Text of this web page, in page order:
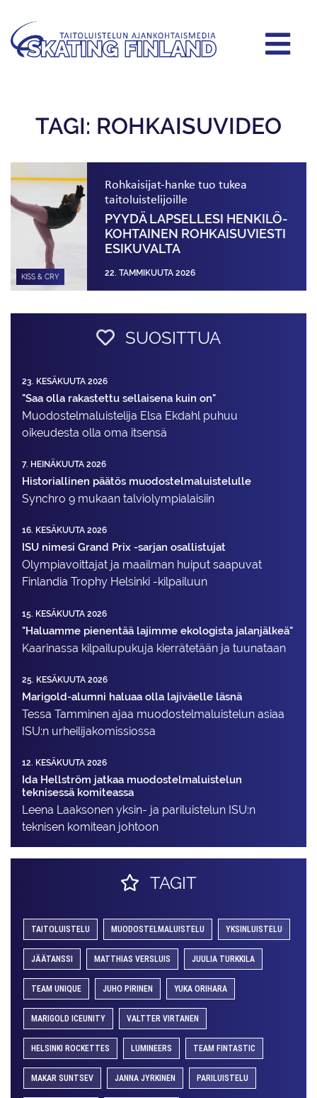
TAGI: ROHKAISUVIDEO
KISS & CRY
Rohkaisijat-hanke tuo tukea
taitoluistelijoille
PYYDÄ LAPSELLESI HENKILÖ­
KOHTAINEN ROHKAISUVIESTI
ESIKUVALTA
22. TAMMIKUUTA 2026
SUOSITTUA
23. KESÄKUUTA 2026
"Saa olla rakastettu sellaisena kuin on"
Muodostelma­luistelija Elsa Ekdahl puhuu
oikeudesta olla oma itsensä
7. HEINÄKUUTA 2026
Historiallinen päätös muodostelmaluistelulle
Synchro 9 mukaan talviolympialaisiin
16. KESÄKUUTA 2026
ISU nimesi Grand Prix -sarjan osallistujat
Olympiavoittajat ja maailman huiput saapuvat
Finlandia Trophy Helsinki -kilpailuun
15. KESÄKUUTA 2026
"Haluamme pienentää lajimme ekologista jalanjälkeä"
Kaarinassa kilpailupukuja kierrätetään ja tuunataan
25. KESÄKUUTA 2026
Marigold-alumni haluaa olla lajiväelle läsnä
Tessa Tamminen ajaa muodostelma­luistelun asiaa
ISU:n urheilija­komissiossa
12. KESÄKUUTA 2026
Ida Hellström jatkaa muodostelmaluistelun
teknisessä komiteassa
Leena Laaksonen yksin- ja pariluistelun ISU:n
teknisen komitean johtoon
TAGIT
TAITOLUISTELU MUODOSTELMALUISTELU YKSINLUISTELU
JÄÄTANSSI MATTHIAS VERSLUIS JUULIA TURKKILA
TEAM UNIQUE JUHO PIRINEN YUKA ORIHARA
MARIGOLD ICEUNITY VALTTER VIRTANEN
HELSINKI ROCKETTES LUMINEERS TEAM FINTASTIC
MAKAR SUNTSEV JANNA JYRKINEN PARILUISTELU